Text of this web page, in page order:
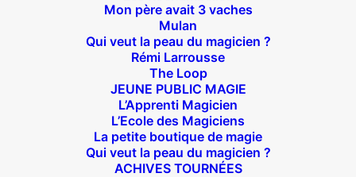
Mon père avait 3 vaches
Mulan
Qui veut la peau du magicien ?
Rémi Larrousse
The Loop
JEUNE PUBLIC MAGIE
L’Apprenti Magicien
L’Ecole des Magiciens
La petite boutique de magie
Qui veut la peau du magicien ?
ACHIVES TOURNÉES
Big Mother
La Zone Indigo
Le goût de la framboise
Fin, fin et fin
The Loop
En tournée